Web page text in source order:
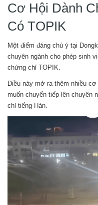
Cơ Hội Dành
Có TOPIK
Một điểm đáng chú ý tại
chuyên ngành cho phép sinh
chứng chỉ TOPIK.
Điều này mở ra thêm nhiều
muốn chuyển tiếp lên chuyên
chỉ tiếng Hàn.